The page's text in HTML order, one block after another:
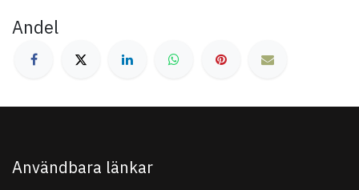
Andel
Användbara länkar